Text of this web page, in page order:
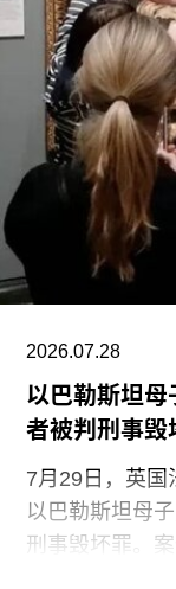
福蒂于1935年
个犹太家庭。
里尼（Benito
公民身份时，
矶。她曾进入
College）就读
念艺术家罗伯
山。在那里，
（Halprin-
（Dance
2026.07.28
以巴勒斯坦
者被判刑事毁
7月29日，英国
以巴勒斯坦母
刑事毁坏罪。